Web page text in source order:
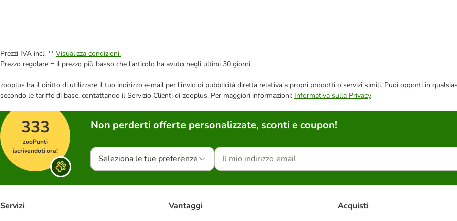
Prezzi IVA incl. ** Visualizza condizioni.
Prezzo regolare = il prezzo più basso che l'articolo ha avuto negli ultimi 30 giorni
zooplus ha il diritto di utilizzare il tuo indirizzo e-mail per l'invio di pubblicità diretta relativa a propri prodotti o servizi simili. Puoi opporti in
secondo le tariffe di base, contattando il Servizio Clienti di zooplus. Per maggiori informazioni: Informativa sulla Privacy
333
zooPunti
iscrivendoti ora!
Non perderti offerte personalizzate, sconti e coupon!
Seleziona le tue preferenze
Servizi Vantaggi Acquisti